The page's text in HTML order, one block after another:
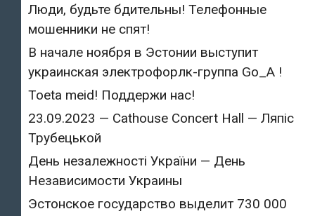
Люди, будьте бдительны! Телефонные
мошенники не спят!
В начале ноября в Эстонии выступит
украинская электрофорлк-группа Go_A !
Toeta meid! Поддержи нас!
23.09.2023 — Cathouse Concert Hall — Ляпіс
Трубецькой
День незалежності України — День
Независимости Украины
Эстонское государство выделит 730 000